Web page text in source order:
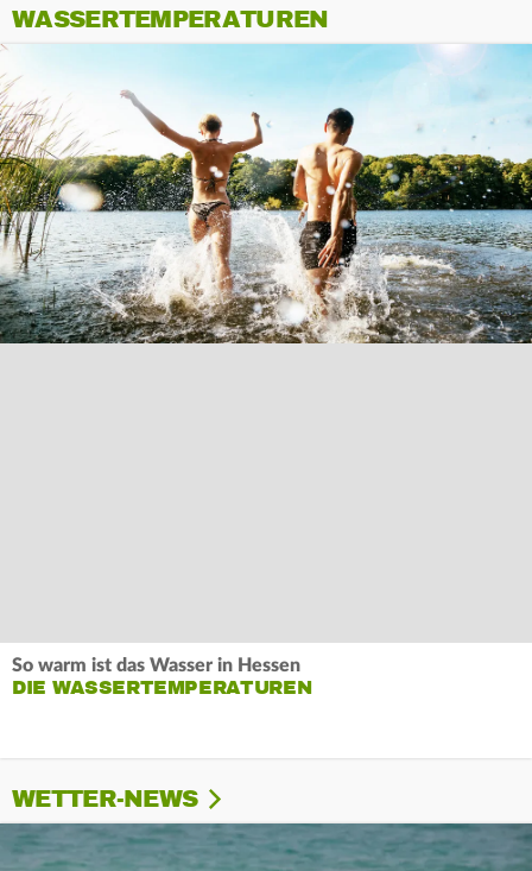
WASSERTEMPERATUREN
So warm ist das Wasser in Hessen
DIE WASSERTEMPERATUREN
WETTER-NEWS